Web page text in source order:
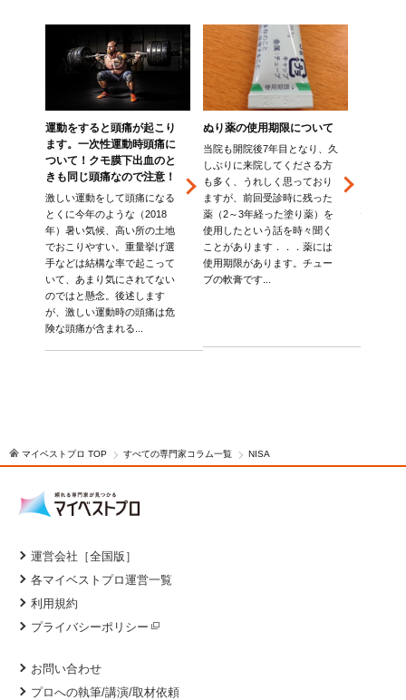
運動をすると頭痛が起こり
ます。一次性運動時頭痛に
ついて！クモ膜下出血のと
きも同じ頭痛なので注意！
激しい運動をして頭痛になる
とくに今年のような（2018
年）暑い気候、高い所の土地
でおこりやすい。重量挙げ選
手などは結構な率で起こって
いて、あまり気にされてない
のではと懸念。後述します
が、激しい運動時の頭痛は危
険な頭痛が含まれる...
ぬり薬の使用期限について
当院も開院後7年目となり、久
しぶりに来院してくださる方
も多く、うれしく思っており
ますが、前回受診時に残った
薬（2～3年経った塗り薬）を
使用したという話を時々聞く
ことがあります．．．薬には
使用期限があります。チュー
ブの軟膏です...
マイベストプロ TOP すべての専門家コラム一覧 NISA
運営会社［全国版］
各マイベストプロ運営一覧
利用規約
プライバシーポリシー
お問い合わせ
プロへの執筆/講演/取材依頼